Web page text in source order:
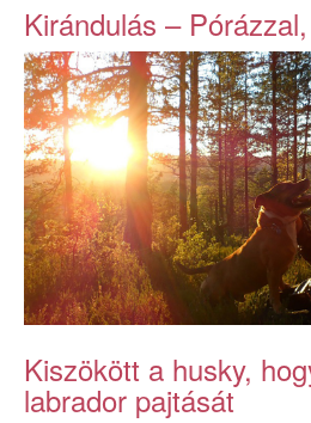
Kirándulás –
Kiszökött a husky,
labrador pajtását